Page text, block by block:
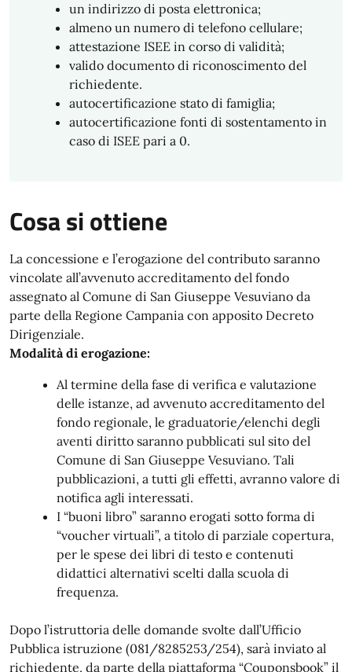
un indirizzo di posta elettronica;
almeno un numero di telefono cellulare;
attestazione ISEE in corso di validità;
valido documento di riconoscimento del
richiedente.
autocertificazione stato di famiglia;
autocertificazione fonti di sostentamento in
caso di ISEE pari a 0.
Cosa si ottiene
La concessione e l’erogazione del contributo saranno
vincolate all’avvenuto accreditamento del fondo
assegnato al Comune di San Giuseppe Vesuviano da
parte della Regione Campania con apposito Decreto
Dirigenziale.
Modalità di erogazione:
Al termine della fase di verifica e valutazione
delle istanze, ad avvenuto accreditamento del
fondo regionale, le graduatorie/elenchi degli
aventi diritto saranno pubblicati sul sito del
Comune di San Giuseppe Vesuviano. Tali
pubblicazioni, a tutti gli effetti, avranno valore di
notifica agli interessati.
I “buoni libro” saranno erogati sotto forma di
“voucher virtuali”, a titolo di parziale copertura,
per le spese dei libri di testo e contenuti
didattici alternativi scelti dalla scuola di
frequenza.
Dopo l’istruttoria delle domande svolte dall’Ufficio
Pubblica istruzione (081/8285253/254), sarà inviato al
richiedente, da parte della piattaforma “Couponsbook” il